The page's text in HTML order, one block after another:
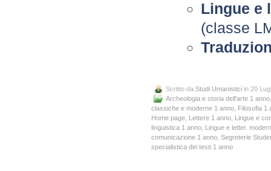
Lingue e
(classe
Scritto da Studi Umanistici in 20
Archeologia e storia dell’arte 1 anno
classiche e moderne 1 anno
Filosofia 1
Home page
Lettere 1 anno
Lingue e
linguistica 1 anno
Lingue e letter.
comunicazione 1 anno Segreterie
specialistica dei testi 1 anno